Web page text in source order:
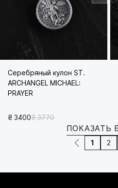
Серебряный кулон ST.
ARCHANGEL MICHAEL:
PRAYER
₴ 3400₴ 3770
ПОКАЗАТЬ
1 2